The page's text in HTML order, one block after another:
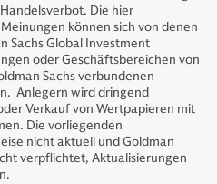
Die hier
können sich von denen
Sachs Global Investment
oder Geschäftsbereichen von
Sachs verbundenen
Anlegern wird dringend
Verkauf von Wertpapieren mit
Die vorliegenden
nicht aktuell und Goldman
verpflichtet, Aktualisierungen